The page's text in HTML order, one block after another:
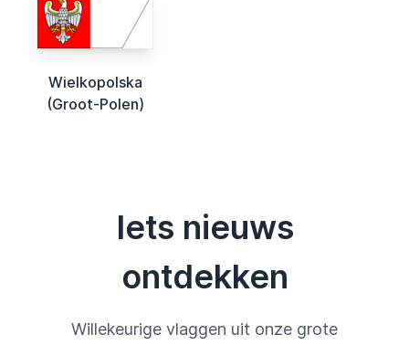
Wielkopolska
(Groot-Polen)
Iets nieuws
ontdekken
Willekeurige vlaggen uit onze grote